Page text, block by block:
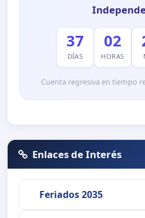
37
DÍAS
02
HORAS
Cuenta regresiva en tiempo
Enlaces de Interés
Feriados 2035